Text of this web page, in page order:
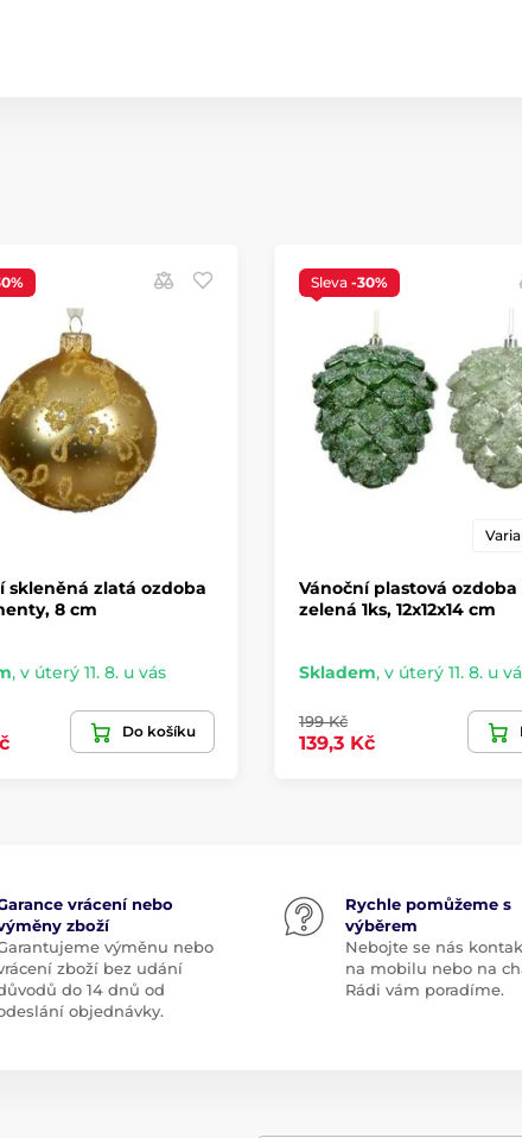
skleněná zlatá ozdoba
8 cm
, v úterý 11. 8. u vás
Do košíku
Sleva -30%
Vánoční plastová ozdoba
zelená 1ks, 12x12x14 cm
Skladem, v úterý 11. 8. u
199 Kč
139,3 Kč
vrácení nebo
zboží
výměnu nebo
zboží bez udání
do 14 dnů od
objednávky.
Rychle pomůžeme s
výběrem
Nebojte se nás
na mobilu nebo na
Rádi vám poradíme.